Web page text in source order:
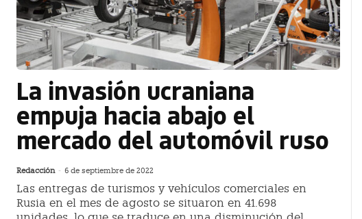
La invasión ucraniana
empuja hacia abajo el
mercado del automóvil ruso
Redacción - 6 de septiembre de 2022
Las entregas de turismos y vehículos comerciales en
Rusia en el mes de agosto se situaron en 41.698